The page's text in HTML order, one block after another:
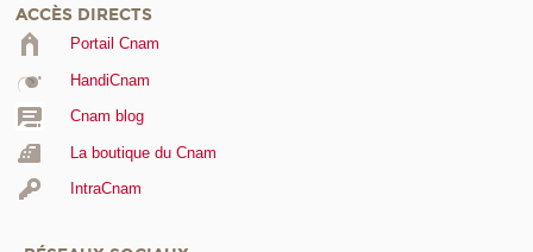
ACCÈS DIRECTS
Portail Cnam
HandiCnam
Cnam blog
La boutique du Cnam
IntraCnam